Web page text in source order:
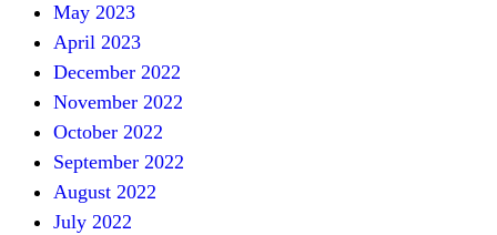
May 2023
April 2023
December 2022
November 2022
October 2022
September 2022
August 2022
July 2022